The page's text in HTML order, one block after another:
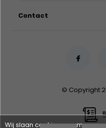
Contact
© Copyright
Wij slaan cookies op om onze